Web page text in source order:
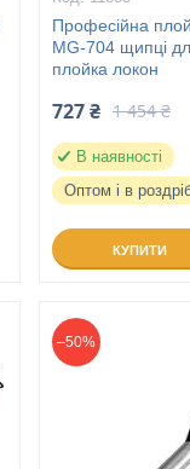
Професійна
MG-704 щипці
плойка локон
727 ₴ 1 454 ₴
В наявності
Оптом і в
КУПИТИ
–50%